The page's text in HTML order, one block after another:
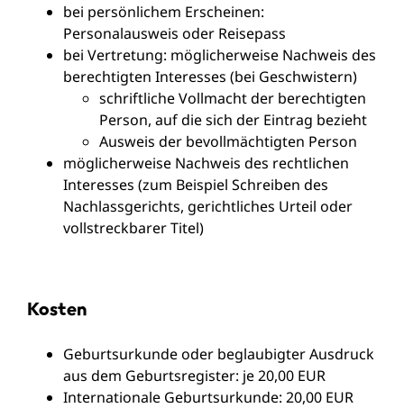
bei persönlichem Erscheinen:
Personalausweis oder Reisepass
bei Vertretung: möglicherweise Nachweis des
berechtigten Interesses (bei Geschwistern)
schriftliche Vollmacht der berechtigten
Person, auf die sich der Eintrag bezieht
Ausweis der bevollmächtigten Person
möglicherweise Nachweis des rechtlichen
Interesses (zum Beispiel Schreiben des
Nachlassgerichts, gerichtliches Urteil oder
vollstreckbarer Titel)
Kosten
Geburtsurkunde oder beglaubigter Ausdruck
aus dem Geburtsregister: je 20,00 EUR
Internationale Geburtsurkunde: 20,00 EUR